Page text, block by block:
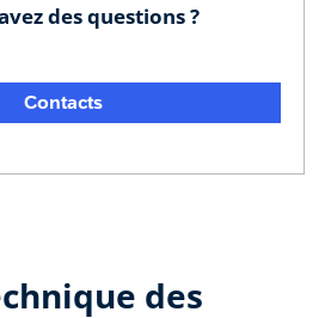
des questions ?
Contacts
des